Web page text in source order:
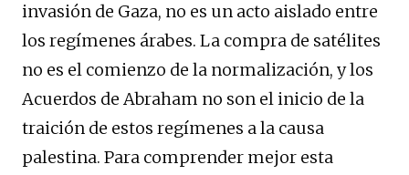
invasión de Gaza, no es un acto aislado entre
los regímenes árabes. La compra de satélites
no es el comienzo de la normalización, y los
Acuerdos de Abraham no son el inicio de la
traición de estos regímenes a la causa
palestina. Para comprender mejor esta